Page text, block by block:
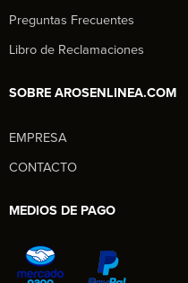
Preguntas Frecuentes
Libro de Reclamaciones
SOBRE AROSENLINEA.COM
EMPRESA
CONTACTO
MEDIOS DE PAGO